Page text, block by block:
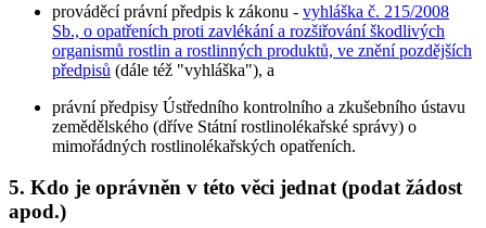
prováděcí právní předpis k zákonu - vyhláška č. 215/2008
Sb., o opatřeních proti zavlékání a rozšiřování škodlivých
organismů rostlin a rostlinných produktů, ve znění pozdějších
předpisů (dále též "vyhláška"), a
právní předpisy Ústředního kontrolního a zkušebního ústavu
zemědělského (dříve Státní rostlinolékařské správy) o
mimořádných rostlinolékařských opatřeních.
5. Kdo je oprávněn v této věci jednat (podat žádost
apod.)